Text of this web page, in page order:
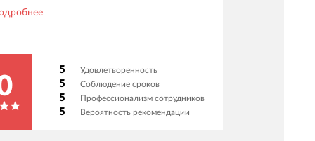
бонусов. Особо отмечаем удобные
вовлеченность в наш проект.
партнер - доверяем им и уверенно
как ответственных
5 Удовлетворенность
5 Соблюдение сроков
5 Профессионализм сотрудников
5 Вероятность рекомендации